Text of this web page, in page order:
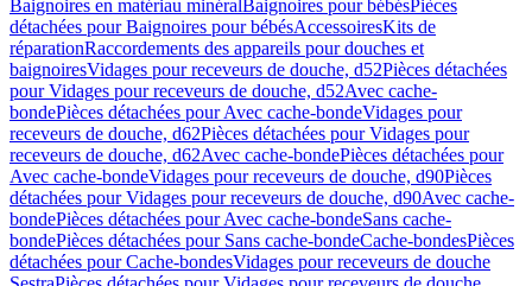
Baignoires en matériau minéralBaignoires pour bébésPièces
détachées pour Baignoires pour bébésAccessoiresKits de
réparationRaccordements des appareils pour douches et
baignoiresVidages pour receveurs de douche, d52Pièces détachées
pour Vidages pour receveurs de douche, d52Avec cache-
bondePièces détachées pour Avec cache-bondeVidages pour
receveurs de douche, d62Pièces détachées pour Vidages pour
receveurs de douche, d62Avec cache-bondePièces détachées pour
Avec cache-bondeVidages pour receveurs de douche, d90Pièces
détachées pour Vidages pour receveurs de douche, d90Avec cache-
bondePièces détachées pour Avec cache-bondeSans cache-
bondePièces détachées pour Sans cache-bondeCache-bondesPièces
détachées pour Cache-bondesVidages pour receveurs de douche